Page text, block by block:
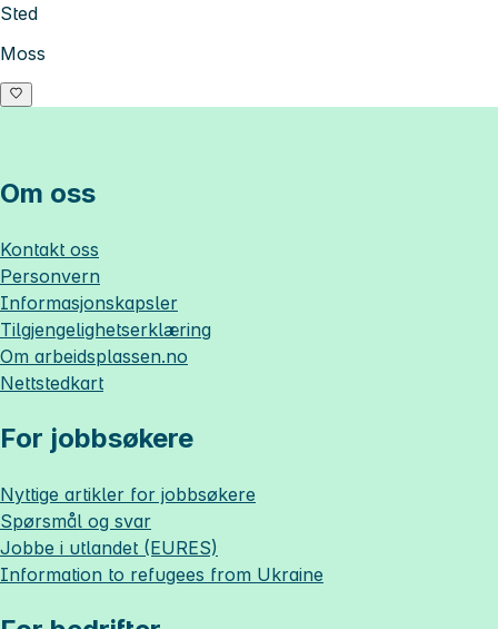
Sted
Moss
Om oss
Kontakt oss
Personvern
Informasjonskapsler
Tilgjengelighetserklæring
Om arbeidsplassen.no
Nettstedkart
For jobbsøkere
Nyttige artikler for jobbsøkere
Spørsmål og svar
Jobbe i utlandet (EURES)
Information to refugees from Ukraine